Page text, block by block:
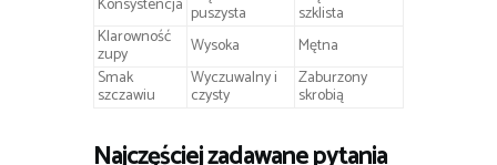
puszysta
szklista
Klarowność
zupy Wysoka
Mętna
Smak
szczawiu
Wyczuwalny i
czysty
Zaburzony
skrobią
Najczęściej zadawane pytania